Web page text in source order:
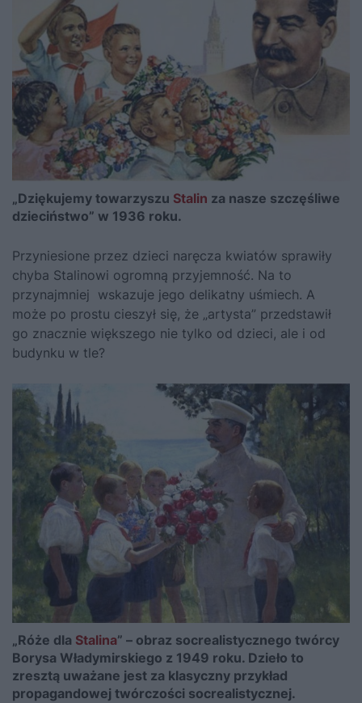
„Dziękujemy towarzyszu Stalin za nasze szczęśliwe
dzieciństwo” w 1936 roku.
Przyniesione przez dzieci naręcza kwiatów sprawiły
chyba Stalinowi ogromną przyjemność. Na to
przynajmniej wskazuje jego delikatny uśmiech. A
może po prostu cieszył się, że „artysta” przedstawił
go znacznie większego nie tylko od dzieci, ale i od
budynku w tle?
„Róże dla Stalina” – obraz socrealistycznego twórcy
Borysa Władymirskiego z 1949 roku. Dzieło to
zresztą uważane jest za klasyczny przykład
propagandowej twórczości socrealistycznej.